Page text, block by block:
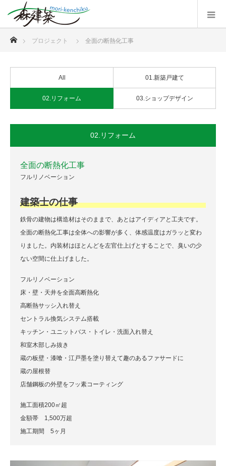
プロジェクト 全面の断熱化工事
All 01.新築戸建て
02.リフォーム 03.ショップデザイン
02.リフォーム
全面の断熱化工事
フルリノベーション
建築士の仕事
鉄骨の建物は構造材はそのままで、あとはアイディアと工夫です。
全面の断熱化工事は全体への影響が多く、体感温度はガラッと変わ
りました。内装材はほとんどを左官仕上げとすることで、臭いの少
ない空間に仕上げました。
フルリノベーション
床・壁・天井を全面高断熱化
高断熱サッシ入れ替え
セントラル換気システム搭載
キッチン・ユニットバス・トイレ・洗面入れ替え
和室木部しみ抜き
蔵の板壁・漆喰・江戸墨を塗り替えて趣のあるファサードに
蔵の屋根替
店舗鋼板の外壁をフッ素コーティング
施工面積200㎡超
金額帯 1,500万超
施工期間 5ヶ月